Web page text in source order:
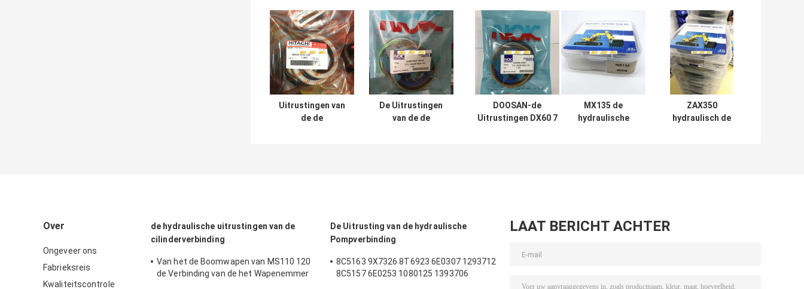
Uitrustingen van
de de
De Uitrustingen
van de de
DOOSAN-de
Uitrustingen DX60 7
MX135 de
hydraulische
ZAX350
hydraulisch de
Over
Ongeveer ons
Fabrieksreis
Kwaliteitscontrole
de hydraulische uitrustingen van de
cilinderverbinding
Van het de Boomwapen van MS110 120
de Verbinding van de het Wapenemmer
De Uitrusting van de hydraulische
Pompverbinding
8C5163 9X7326 8T6923 6E0307 1293712
8C5157 6E0253 1080125 1393706
LAAT BERICHT ACHTER